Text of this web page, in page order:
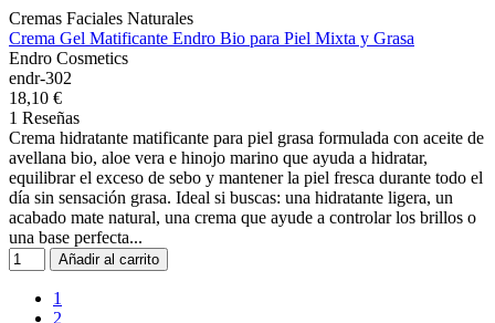
Cremas Faciales Naturales
Crema Gel Matificante Endro Bio para Piel Mixta y Grasa
Endro Cosmetics
endr-302
18,10 €
1 Reseñas
Crema hidratante matificante para piel grasa formulada con aceite de
avellana bio, aloe vera e hinojo marino que ayuda a hidratar,
equilibrar el exceso de sebo y mantener la piel fresca durante todo el
día sin sensación grasa. Ideal si buscas: una hidratante ligera, un
acabado mate natural, una crema que ayude a controlar los brillos o
una base perfecta...
Añadir al carrito
1
2